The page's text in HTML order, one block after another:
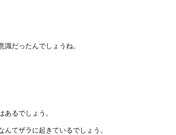
だったんでしょうね。
るでしょう。
てザラに起きているでしょう。